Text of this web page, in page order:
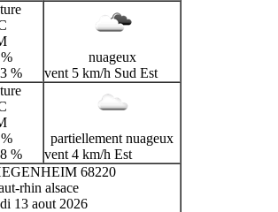
%
nuageux
vent 5 km/h Sud Est
%
partiellement nuageux
vent 4 km/h Est
68220
rhin alsace
13 aout 2026